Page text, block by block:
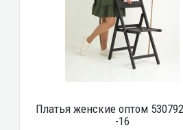
Платья женские оптом
-16